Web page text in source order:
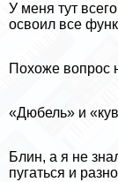
У меня тут
освоил все
Похоже вопрос
«Дюбель» и
Блин, а я не
пугаться и